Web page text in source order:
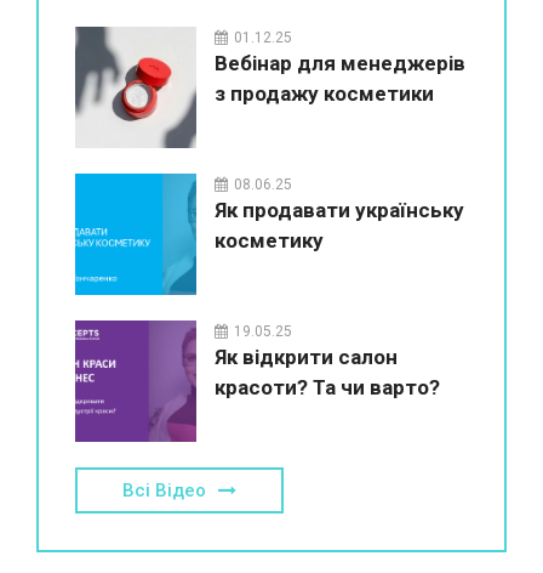
01.12.25
Вебінар для менеджерів
з продажу косметики
08.06.25
Як продавати українську
косметику
19.05.25
Як відкрити салон
красоти? Та чи варто?
Всі Відео